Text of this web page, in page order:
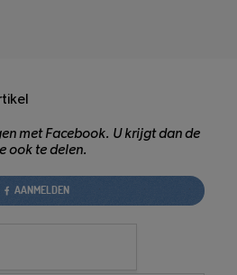
met Facebook. U krijgt dan de
ook te delen.
AANMELDEN